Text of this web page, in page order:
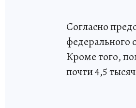
Согласно
федерального
Кроме того,
почти 4,5